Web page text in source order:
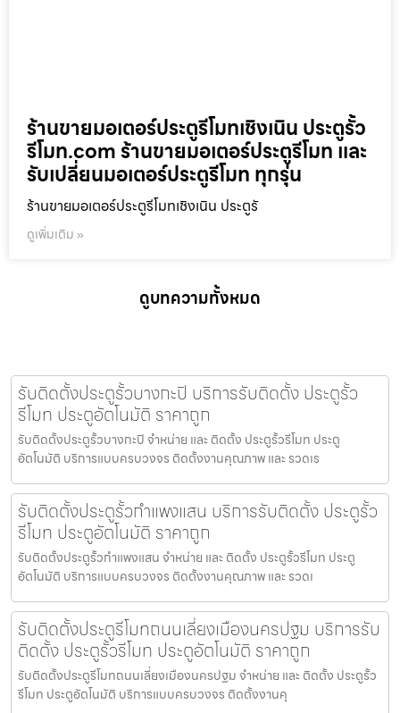
ร้านขายมอเตอร์ประตูรีโมทเชิงเนิน ประตูรั้ว
รีโมท.com ร้านขายมอเตอร์ประตูรีโมท และ
รับเปลี่ยนมอเตอร์ประตูรีโมท ทุกรุ่น
ร้านขายมอเตอร์ประตูรีโมทเชิงเนิน ประตูรั
ดูเพิ่มเติม »
ดูบทความทั้งหมด
รับติดตั้งประตูรั้วบางกะปิ บริการรับติดตั้ง ประตูรั้ว
รีโมท ประตูอัตโนมัติ ราคาถูก
รับติดตั้งประตูรั้วบางกะปิ จำหน่าย และ ติดตั้ง ประตูรั้วรีโมท ประตู
อัตโนมัติ บริการแบบครบวงจร ติดตั้งงานคุณภาพ และ รวดเร
รับติดตั้งประตูรั้วกำแพงแสน บริการรับติดตั้ง ประตูรั้ว
รีโมท ประตูอัตโนมัติ ราคาถูก
รับติดตั้งประตูรั้วกำแพงแสน จำหน่าย และ ติดตั้ง ประตูรั้วรีโมท ประตู
อัตโนมัติ บริการแบบครบวงจร ติดตั้งงานคุณภาพ และ รวดเ
รับติดตั้งประตูรีโมทถนนเลี่ยงเมืองนครปฐม บริการรับ
ติดตั้ง ประตูรั้วรีโมท ประตูอัตโนมัติ ราคาถูก
รับติดตั้งประตูรีโมทถนนเลี่ยงเมืองนครปฐม จำหน่าย และ ติดตั้ง ประตูรั้ว
รีโมท ประตูอัตโนมัติ บริการแบบครบวงจร ติดตั้งงานคุ